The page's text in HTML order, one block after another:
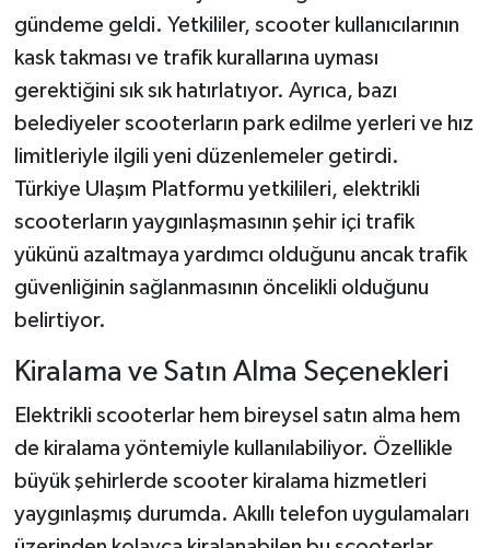
gündeme geldi. Yetkililer, scooter kullanıcılarının
kask takması ve trafik kurallarına uyması
gerektiğini sık sık hatırlatıyor. Ayrıca, bazı
belediyeler scooterların park edilme yerleri ve hız
limitleriyle ilgili yeni düzenlemeler getirdi.
Türkiye Ulaşım Platformu yetkilileri, elektrikli
scooterların yaygınlaşmasının şehir içi trafik
yükünü azaltmaya yardımcı olduğunu ancak trafik
güvenliğinin sağlanmasının öncelikli olduğunu
belirtiyor.
Kiralama ve Satın Alma Seçenekleri
Elektrikli scooterlar hem bireysel satın alma hem
de kiralama yöntemiyle kullanılabiliyor. Özellikle
büyük şehirlerde scooter kiralama hizmetleri
yaygınlaşmış durumda. Akıllı telefon uygulamaları